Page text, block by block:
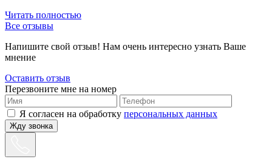
Читать полностью
Все отзывы
Напишите свой отзыв! Нам очень интересно узнать Ваше
мнение
Оставить отзыв
Перезвоните мне на номер
Я согласен на обработку персональных данных
Жду звонка